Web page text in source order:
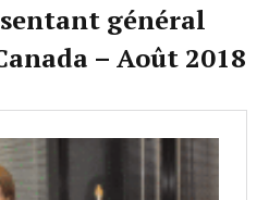
général
– Août 2018